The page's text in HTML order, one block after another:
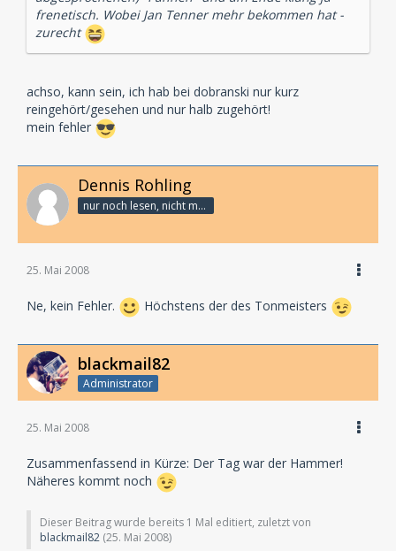
frenetisch. Wobei Jan Tenner mehr bekommen hat -
zurecht
achso, kann sein, ich hab bei dobranski nur kurz
reingehört/gesehen und nur halb zugehört!
mein fehler
Dennis Rohling
nur noch lesen, nicht mehr schreiben
25. Mai 2008
Ne, kein Fehler. Höchstens der des Tonmeisters
blackmail82
Administrator
25. Mai 2008
Zusammenfassend in Kürze: Der Tag war der Hammer!
Näheres kommt noch
Dieser Beitrag wurde bereits 1 Mal editiert, zuletzt von
blackmail82 (25. Mai 2008)